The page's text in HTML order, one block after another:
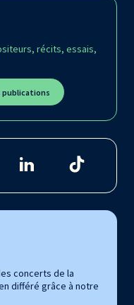
récits, essais,
publications
concerts de la
différé grâce à notre